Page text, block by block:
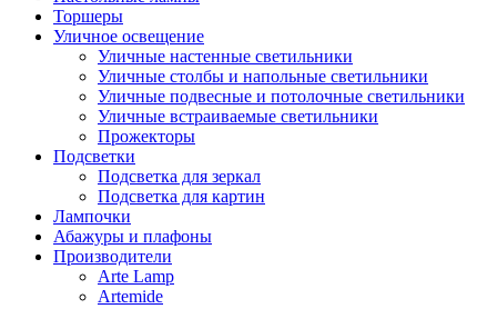
Торшеры
Уличное освещение
Уличные настенные светильники
Уличные столбы и напольные светильники
Уличные подвесные и потолочные светильники
Уличные встраиваемые светильники
Прожекторы
Подсветки
Подсветка для зеркал
Подсветка для картин
Лампочки
Абажуры и плафоны
Производители
Arte Lamp
Artemide